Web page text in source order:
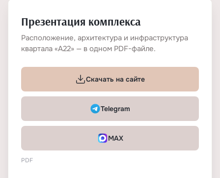
Презентация комплекса
Расположение, архитектура и инфраструктура
квартала «А22» — в одном PDF-файле.
Скачать на сайте
Telegram
MAX
PDF